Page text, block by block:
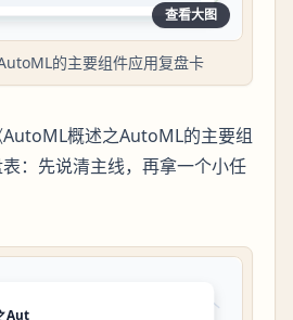
查看大图
的主要组件应用复盘卡
概述之AutoML的主要组
：先说清主线，再拿一个小任